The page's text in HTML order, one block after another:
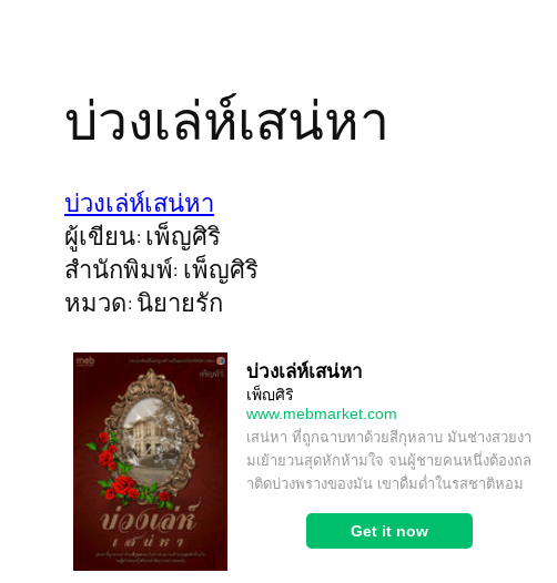
บ่วงเล่ห์เสน่หา
บ่วงเล่ห์เสน่หา
ผู้เขียน: เพ็ญศิริ
สำนักพิมพ์: เพ็ญศิริ
หมวด: นิยายรัก